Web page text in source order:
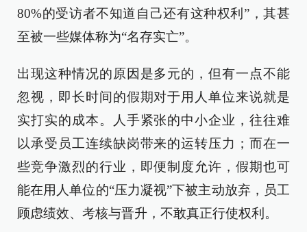
80%的受访者不知道自己还有这种权利”，其甚
至被一些媒体称为“名存实亡”。
出现这种情况的原因是多元的，但有一点不能
忽视，即长时间的假期对于用人单位来说就是
实打实的成本。人手紧张的中小企业，往往难
以承受员工连续缺岗带来的运转压力；而在一
些竞争激烈的行业，即便制度允许，假期也可
能在用人单位的“压力凝视”下被主动放弃，员工
顾虑绩效、考核与晋升，不敢真正行使权利。